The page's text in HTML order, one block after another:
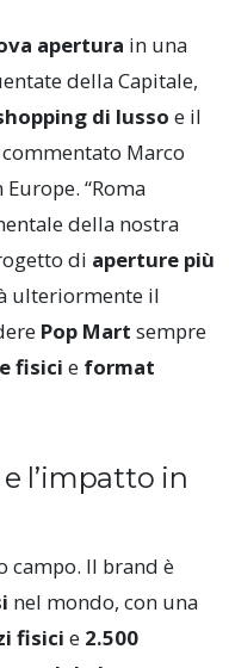
apertura in una
della Capitale,
di lusso e il
commentato Marco
“Roma
della nostra
di aperture più
ulteriormente il
Pop Mart sempre
fisici e format
l’impatto in
campo. Il brand è
nel mondo, con una
fisici e 2.500